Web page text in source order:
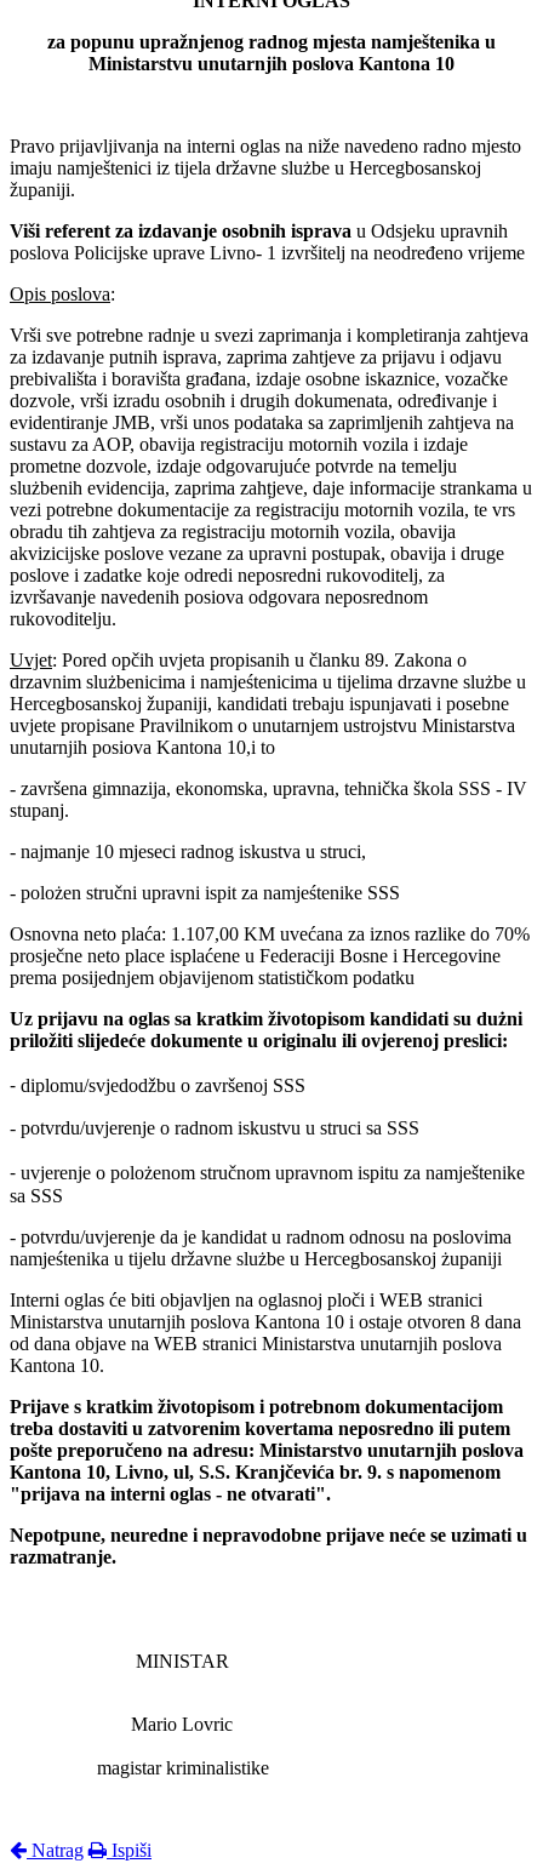
za popunu upražnjenog radnog mjesta namještenika u
Ministarstvu unutarnjih poslova Kantona 10
Pravo prijavljivanja na interni oglas na niže navedeno radno mjesto
imaju namještenici iz tijela državne slużbe u Hercegbosanskoj
županiji.
Viši referent za izdavanje osobnih isprava u Odsjeku upravnih
poslova Policijske uprave Livno- 1 izvršitelj na neodređeno vrijeme
Opis poslova:
Vrši sve potrebne radnje u svezi zaprimanja i kompletiranja zahtjeva
za izdavanje putnih isprava, zaprima zahtjeve za prijavu i odjavu
prebivališta i boravišta građana, izdaje osobne iskaznice, vozačke
dozvole, vrši izradu osobnih i drugih dokumenata, određivanje i
evidentiranje JMB, vrši unos podataka sa zaprimljenih zahtjeva na
sustavu za AOP, obavija registraciju motornih vozila i izdaje
prometne dozvole, izdaje odgovarujuće potvrde na temelju
slużbenih evidencija, zaprima zahțjeve, daje informacije strankama u
vezi potrebne dokumentacije za registraciju motornih vozila, te vrs
obradu tih zahtjeva za registraciju motornih vozila, obavija
akvizicijske poslove vezane za upravni postupak, obavija i druge
poslove i zadatke koje odredi neposredni rukovoditelj, za
izvršavanje navedenih posiova odgovara neposrednom
rukovoditelju.
Uvjet: Pored opčih uvjeta propisanih u članku 89. Zakona o
drzavnim slużbenicima i namjeśtenicima u tijelima drzavne slużbe u
Hercegbosanskoj županiji, kandidati trebaju ispunjavati i posebne
uvjete propisane Pravilnikom o unutarnjem ustrojstvu Ministarstva
unutarnjih posiova Kantona 10,i to
- završena gimnazija, ekonomska, upravna, tehnička škola SSS - IV
stupanj.
- najmanje 10 mjeseci radnog iskustva u struci,
- polożen stručni upravni ispit za namjeśtenike SSS
Osnovna neto plaća: 1.107,00 KM uvećana za iznos razlike do 70%
prosječne neto place isplaćene u Federaciji Bosne i Hercegovine
prema posijednjem objavijenom statističkom podatku
Uz prijavu na oglas sa kratkim životopisom kandidati su dużni
priložiti slijedeće dokumente u originalu ili ovjerenoj preslici:
⁃ diplomu/svjedodžbu o završenoj SSS
- potvrdu/uvjerenje o radnom iskustvu u struci sa SSS
⁃ uvjerenje o polożenom stručnom upravnom ispitu za namještenike
sa SSS
- potvrdu/uvjerenje da je kandidat u radnom odnosu na poslovima
namjeśtenika u tijelu državne slużbe u Hercegbosanskoj żupaniji
Interni oglas će biti objavljen na oglasnoj ploči i WEB stranici
Ministarstva unutarnjih poslova Kantona 10 i ostaje otvoren 8 dana
od dana objave na WEB stranici Ministarstva unutarnjih poslova
Kantona 10.
Prijave s kratkim životopisom i potrebnom dokumentacijom
treba dostaviti u zatvorenim kovertama neposredno ili putem
pošte preporučeno na adresu: Ministarstvo unutarnjih poslova
Kantona 10, Livno, ul, S.S. Kranjčevića br. 9. s napomenom
"prijava na interni oglas - ne otvarati".
Nepotpune, neuredne i nepravodobne prijave neće se uzimati u
razmatranje.
MINISTAR
Mario Lovric
magistar kriminalistike
Natrag Ispiši